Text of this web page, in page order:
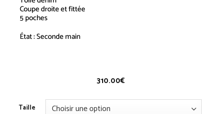
Coupe droite et fittée
5 poches
État : Seconde main
310.00€
Taille